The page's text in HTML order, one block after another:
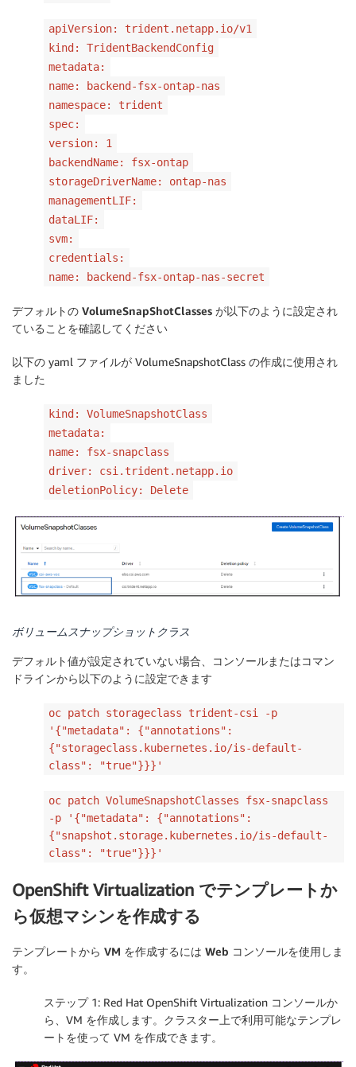
apiVersion: trident.netapp.io/v1
kind: TridentBackendConfig
metadata:
name: backend-fsx-ontap-nas
namespace: trident
spec:
version: 1
backendName: fsx-ontap
storageDriverName: ontap-nas
managementLIF:
dataLIF:
svm:
credentials:
name: backend-fsx-ontap-nas-secret
デフォルトの VolumeSnapShotClasses が以下のように設定され
ていることを確認してください
以下の yaml ファイルが VolumeSnapshotClass の作成に使用され
ました
kind: VolumeSnapshotClass
metadata:
name: fsx-snapclass
driver: csi.trident.netapp.io
deletionPolicy: Delete
ボリュームスナップショットクラス
デフォルト値が設定されていない場合、コンソールまたはコマン
ドラインから以下のように設定できます
oc patch storageclass trident-csi -p
'{"metadata": {"annotations":
{"storageclass.kubernetes.io/is-default-
class": "true"}}}'
oc patch VolumeSnapshotClasses fsx-snapclass
-p '{"metadata": {"annotations":
{"snapshot.storage.kubernetes.io/is-default-
class": "true"}}}'
OpenShift Virtualization でテンプレートか
ら仮想マシンを作成する
テンプレートから VM を作成するには Web コンソールを使用しま
す。
ステップ 1: Red Hat OpenShift Virtualization コンソールか
ら、VM を作成します。クラスター上で利用可能なテンプレ
ートを使って VM を作成できます。